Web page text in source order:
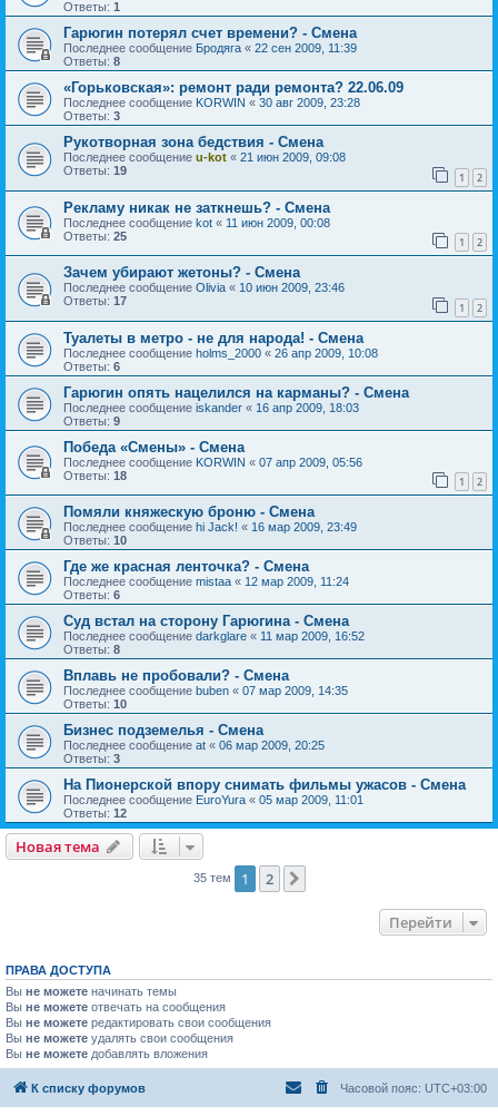
Ответы: 1
Гарюгин потерял счет времени? - Смена
Последнее сообщение Бродяга « 22 сен 2009, 11:39
Ответы: 8
«Горьковская»: ремонт ради ремонта? 22.06.09
Последнее сообщение KORWIN « 30 авг 2009, 23:28
Ответы: 3
Рукотворная зона бедствия - Смена
Последнее сообщение u-kot « 21 июн 2009, 09:08
Ответы: 19 1 2
Рекламу никак не заткнешь? - Смена
Последнее сообщение kot « 11 июн 2009, 00:08
Ответы: 25 1 2
Зачем убирают жетоны? - Смена
Последнее сообщение Olivia « 10 июн 2009, 23:46
Ответы: 17 1 2
Туалеты в метро - не для народа! - Смена
Последнее сообщение holms_2000 « 26 апр 2009, 10:08
Ответы: 6
Гарюгин опять нацелился на карманы? - Смена
Последнее сообщение iskander « 16 апр 2009, 18:03
Ответы: 9
Победа «Смены» - Смена
Последнее сообщение KORWIN « 07 апр 2009, 05:56
Ответы: 18 1 2
Помяли княжескую броню - Смена
Последнее сообщение hi Jack! « 16 мар 2009, 23:49
Ответы: 10
Где же красная ленточка? - Смена
Последнее сообщение mistaa « 12 мар 2009, 11:24
Ответы: 6
Суд встал на сторону Гарюгина - Смена
Последнее сообщение darkglare « 11 мар 2009, 16:52
Ответы: 8
Вплавь не пробовали? - Смена
Последнее сообщение buben « 07 мар 2009, 14:35
Ответы: 10
Бизнес подземелья - Смена
Последнее сообщение at « 06 мар 2009, 20:25
Ответы: 3
На Пионерской впору снимать фильмы ужасов - Смена
Последнее сообщение EuroYura « 05 мар 2009, 11:01
Ответы: 12
Новая тема
35 тем 1 2
Перейти
ПРАВА ДОСТУПА
Вы не можете начинать темы
Вы не можете отвечать на сообщения
Вы не можете редактировать свои сообщения
Вы не можете удалять свои сообщения
Вы не можете добавлять вложения
К списку форумов Часовой пояс: UTC+03:00